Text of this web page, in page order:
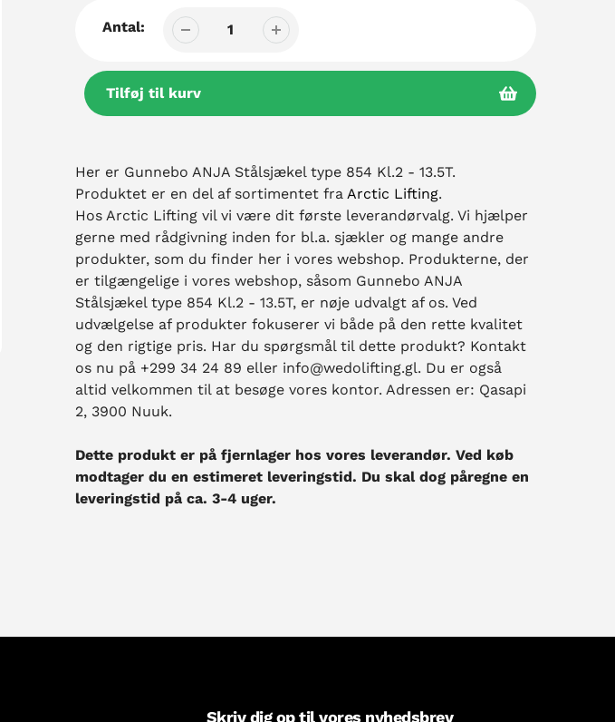
Antal:
Tilføj til kurv
af
produkt
til
din
kurv
Her er Gunnebo ANJA Stålsjækel type 854 Kl.2 - 13.5T.
Produktet er en del af sortimentet fra Arctic Lifting.
Hos Arctic Lifting vil vi være dit første leverandørvalg. Vi hjælper
gerne med rådgivning inden for bl.a. sjækler og mange andre
produkter, som du finder her i vores webshop. Produkterne, der
er tilgængelige i vores webshop, såsom Gunnebo ANJA
Stålsjækel type 854 Kl.2 - 13.5T, er nøje udvalgt af os. Ved
udvælgelse af produkter fokuserer vi både på den rette kvalitet
og den rigtige pris. Har du spørgsmål til dette produkt? Kontakt
os nu på +299 34 24 89 eller info@wedolifting.gl. Du er også
altid velkommen til at besøge vores kontor. Adressen er: Qasapi
2, 3900 Nuuk.
Dette produkt er på fjernlager hos vores leverandør. Ved køb
modtager du en estimeret leveringstid. Du skal dog påregne en
leveringstid på ca. 3-4 uger.
Skriv dig op til vores nyhedsbrev